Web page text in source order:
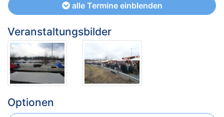
alle Termine einblenden
Veranstaltungsbilder
Optionen